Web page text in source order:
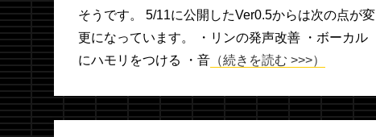
そうです。 5/11に公開したVer0.5からは次の点が変
更になっています。 ・リンの発声改善 ・ボーカル
にハモリをつける ・音 （続きを読む >>>）